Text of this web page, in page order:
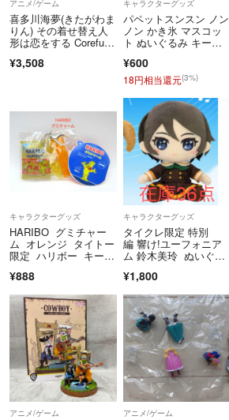
アニメ/ゲーム
喜多川海夢(きたがわま
りん) その着せ替え人
形は恋をする Corefu
夢〜水着ver.〜 プライ
¥3,508
キャラクターグッズ
パペットスンスン ノン
ノン かき氷 マスコッ
ト ぬいぐるみ キーホ
¥600
18円相当還元(3%)
キャラクターグッズ
HARIBO グミチャー
ム オレンジ タイトー
限定 ハリボー キーホ
¥888
キャラクターグッズ
タイクレ限定 特別
編 響け!ユーフォニア
ム 鈴木美玲 ぬいぐる
¥1,800
アニメ/ゲーム アニメ/ゲーム